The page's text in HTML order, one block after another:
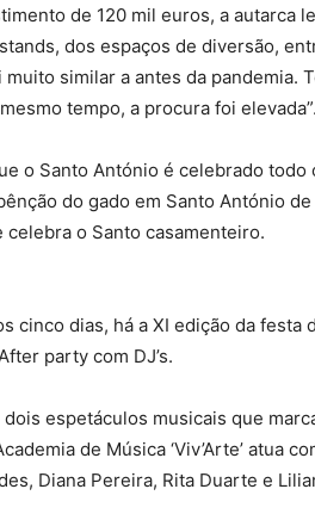
de 120 mil euros, a autarca
dos espaços de diversão,
muito similar a antes da pandemia.
tempo, a procura foi elevada”.
o Santo António é celebrado
do gado em Santo António
celebra o Santo casamenteiro.
cinco dias, há a XI edição da
party com DJ’s.
dois espetáculos musicais que
de Música ‘Viv’Arte’ atua
Diana Pereira, Rita Duarte e